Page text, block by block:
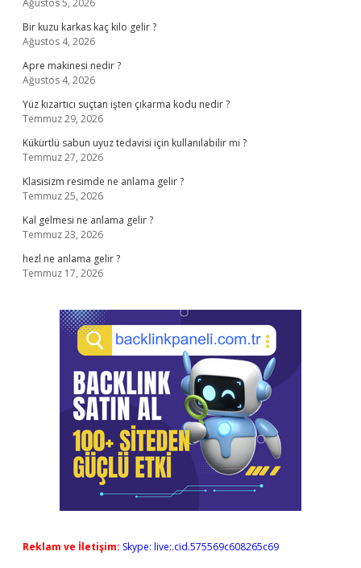
Ağustos 5, 2026
Bir kuzu karkas kaç kilo gelir ?
Ağustos 4, 2026
Apre makinesi nedir ?
Ağustos 4, 2026
Yüz kızartıcı suçtan işten çıkarma kodu nedir ?
Temmuz 29, 2026
Kükürtlü sabun uyuz tedavisi için kullanılabilir mi ?
Temmuz 27, 2026
Klasisizm resimde ne anlama gelir ?
Temmuz 25, 2026
Kal gelmesi ne anlama gelir ?
Temmuz 23, 2026
hezl ne anlama gelir ?
Temmuz 17, 2026
Reklam ve İletişim: Skype: live:.cid.575569c608265c69